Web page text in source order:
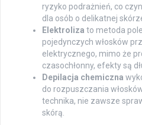
ryzyko podrażnień, co
dla osób o delikatnej
Elektroliza to metoda
pojedynczych włosków
elektrycznego, mimo że
czasochłonny, efekty są
Depilacja chemiczna
do rozpuszczania
technika, nie zawsze
skórą.